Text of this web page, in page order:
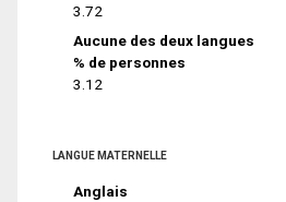
3.72
Aucune des deux langues
% de personnes
3.12
LANGUE MATERNELLE
Anglais